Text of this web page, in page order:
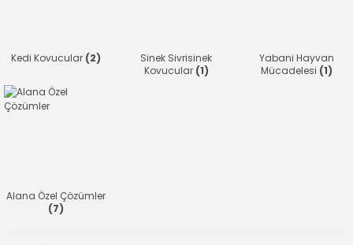
Kedi Kovucular (2)
Sinek Sivrisinek
Kovucular (1)
Yabani Hayvan
Mücadelesi (1)
Alana Özel Çözümler
(7)